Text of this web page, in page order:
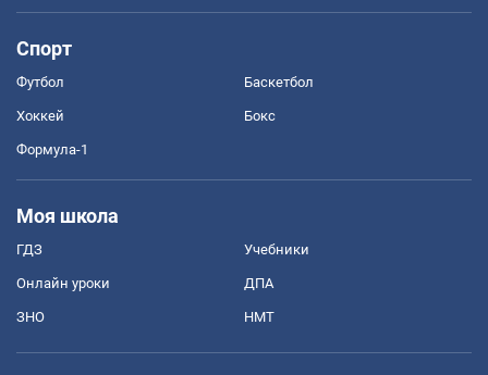
Спорт
Футбол Баскетбол
Хоккей Бокс
Формула-1
Моя школа
ГДЗ Учебники
Онлайн уроки ДПА
ЗНО НМТ